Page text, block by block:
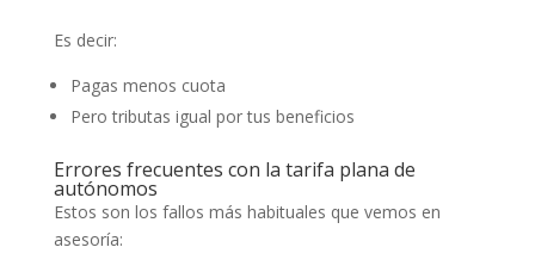
Es decir:
Pagas menos cuota
Pero tributas igual por tus beneficios
Errores frecuentes con la tarifa plana de
autónomos
Estos son los fallos más habituales que vemos en
asesoría: